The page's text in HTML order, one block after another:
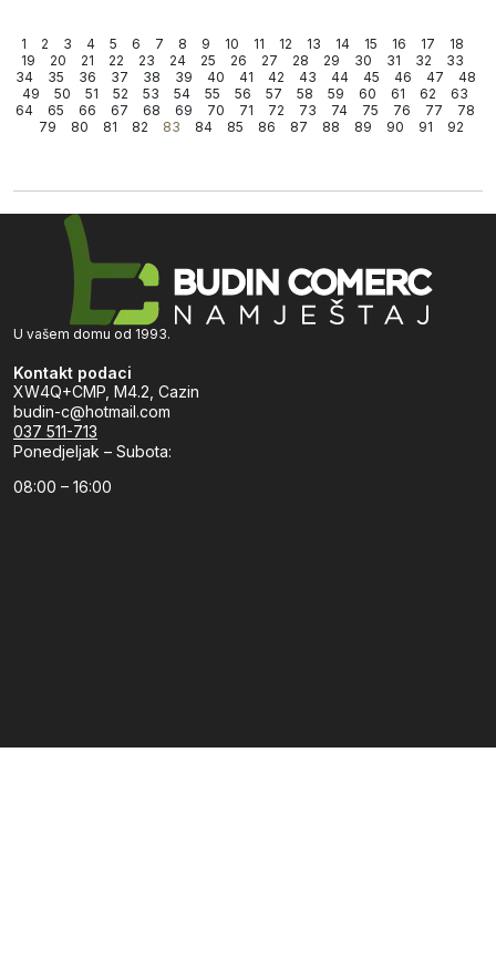
1 2 3 4 5 6 7 8 9 10 11 12 13 14 15 16 17
18
19
20 21 22 23 24 25 26 27 28 29 30 31 32
33
34
35 36 37 38 39 40 41 42 43 44 45 46 47
48
49
50 51 52 53 54 55 56 57 58 59 60 61 62
63
64
65 66 67 68 69 70 71 72 73 74 75 76 77
78
79
80 81 82 83 84 85 86 87 88 89 90 91 92
U vašem domu od 1993.
Kontakt podaci
XW4Q+CMP, M4.2, Cazin
budin-c@hotmail.com
037 511-713
Ponedjeljak – Subota:
08:00 – 16:00